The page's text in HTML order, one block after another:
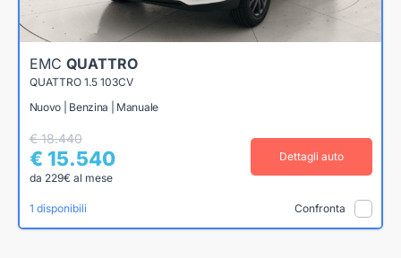
EMC QUATTRO
QUATTRO 1.5 103CV
Nuovo | Benzina | Manuale
€ 18.440
€ 15.540
da 229€ al mese
Dettagli auto
1 disponibili Confronta